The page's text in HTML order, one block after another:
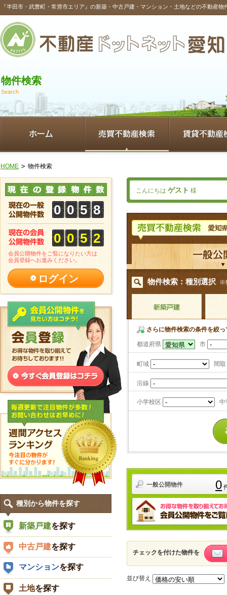
『半田市・武豊町・常滑市エリア』の新築・中古戸建・マンション・土地などの不動産物
物件検索
Search
HOME 物件検索
こんにちは ゲスト 様
物件検索：種別選択 ※
さらに物件検索の条件を絞っ
都道府県 市
町域 間
沿線
小学校区 中
一般公開物件 0
チェックを付けた物件を
並び替え
8
5
0
0
2
5
0
0
会員公開物件をご覧になりたい方は
会員登録へお進みください。
ログイン
種別から物件を探す
新築戸建を探す
中古戸建を探す
マンションを探す
土地を探す